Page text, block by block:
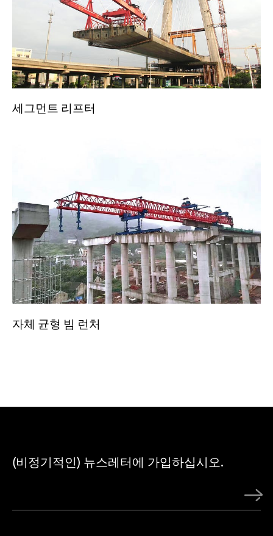
세그먼트 리프터
자체 균형 빔 런처
(비정기적인) 뉴스레터에 가입하십시오.